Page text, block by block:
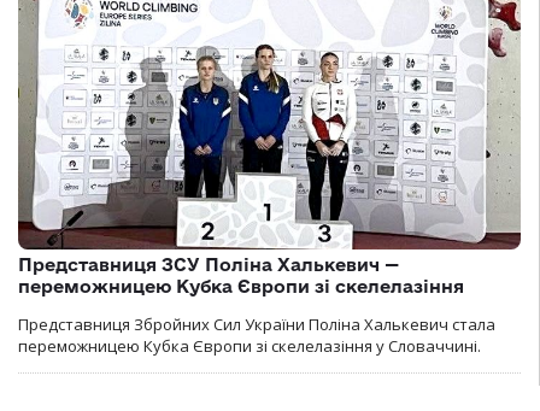
Представниця ЗСУ Поліна Халькевич —
переможницею Кубка Європи зі скелелазіння
Представниця Збройних Сил України Поліна Халькевич стала
переможницею Кубка Європи зі скелелазіння у Словаччині.